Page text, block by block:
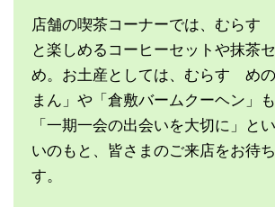
店舗の喫茶コーナーでは、むらす
と楽しめるコーヒーセットや抹茶
め。お土産としては、むらすゞめ
まん」や「倉敷バームクーヘン」も
「一期一会の出会いを大切に」と
いのもと、皆さまのご来店をお待
す。